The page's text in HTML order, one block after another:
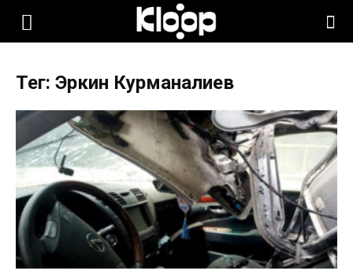
KLOOP.KG
Новости
Кыргызстана
Тег: Эркин Курманалиев